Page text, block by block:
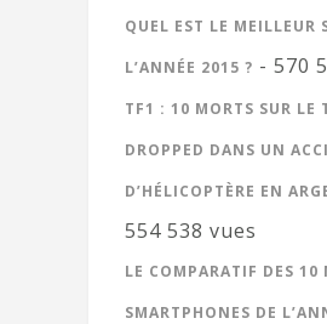
QUEL EST LE MEILLEUR
L’ANNÉE 2015 ? - 570
TF1 : 10 MORTS SUR LE
DROPPED DANS UN
D’HÉLICOPTÈRE EN
554 538 vues
LE COMPARATIF DES 10
SMARTPHONES DE